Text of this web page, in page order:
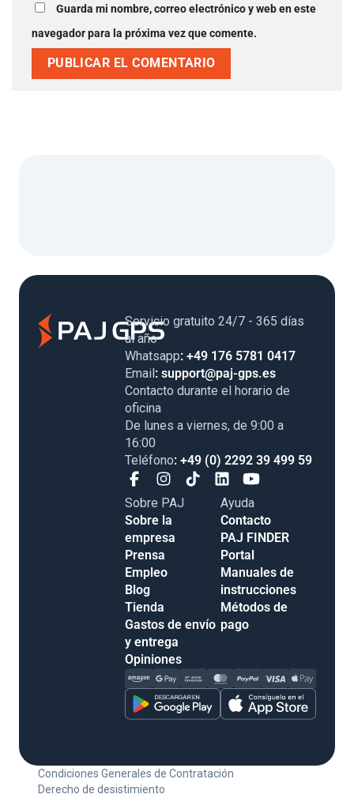
Guarda mi nombre, correo electrónico y web en este
navegador para la próxima vez que comente.
Servicio gratuito 24/7 - 365 días
al año
Whatsapp: +49 176 5781 0417
Email: support@paj-gps.es
Contacto durante el horario de
oficina
De lunes a viernes, de 9:00 a
16:00
Teléfono: +49 (0) 2292 39 499 59
Sobre PAJ
Sobre la
empresa
Prensa
Empleo
Blog
Tienda
Gastos de envío
y entrega
Opiniones
Ayuda
Contacto
PAJ FINDER
Portal
Manuales de
instrucciones
Métodos de
pago
Condiciones Generales de Contratación
Derecho de desistimiento